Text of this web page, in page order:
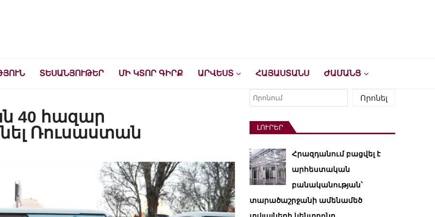
ՏԵՍԱՆՅՈՒԹԵՐ ՄԻ ԿՏՈՐ ԳԻՐՔ ԱՐՎԵՍՏ ՀԱՅԱՍՏԱՆՍ ԺԱՄԱՆՑ
40 հազար
Ռուսաստան
Որոնել
Որոնել
ԼՈՒՐԵՐ
Հրազդանում բացվել է
արհեստական ​​
բանականության՝
տարածաշրջանի ամենամեծ